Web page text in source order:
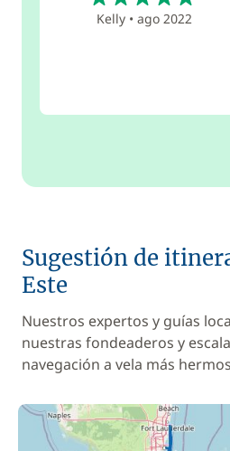
Kelly •ago 2022
Sugestión de
Este
Nuestros expertos y guías
nuestras fondeaderos y
navegación a vela más